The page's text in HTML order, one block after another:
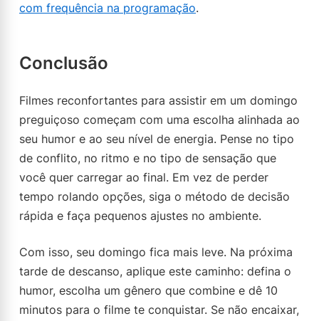
com frequência na programação.
Conclusão
Filmes reconfortantes para assistir em um domingo
preguiçoso começam com uma escolha alinhada ao
seu humor e ao seu nível de energia. Pense no tipo
de conflito, no ritmo e no tipo de sensação que
você quer carregar ao final. Em vez de perder
tempo rolando opções, siga o método de decisão
rápida e faça pequenos ajustes no ambiente.
Com isso, seu domingo fica mais leve. Na próxima
tarde de descanso, aplique este caminho: defina o
humor, escolha um gênero que combine e dê 10
minutos para o filme te conquistar. Se não encaixar,